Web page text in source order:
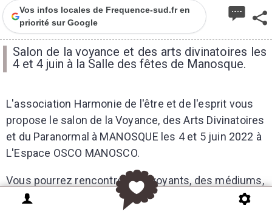
Vos infos locales de Frequence-sud.fr en
priorité sur Google
Salon de la voyance et des arts divinatoires les
4 et 4 juin à la Salle des fêtes de Manosque.
L'association Harmonie de l'être et de l'esprit vous
propose le salon de la Voyance, des Arts Divinatoires
et du Paranormal à MANOSQUE les 4 et 5 juin 2022 à
L'Espace OSCO MANOSCO.
Vous pourrez rencontrer des voyants, des médiums,
des tarologues et astrologues, des passeurs